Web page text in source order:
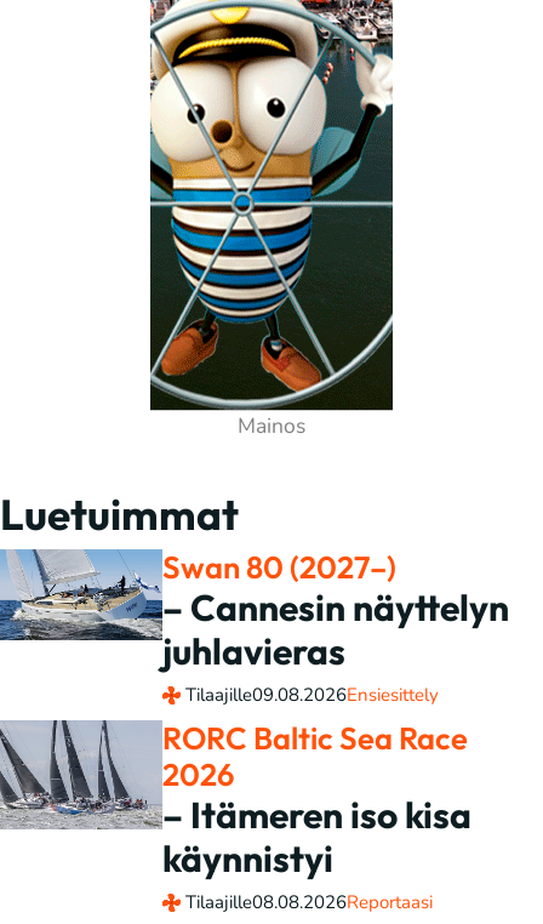
Luetuimmat
Swan 80 (2027–)
– Cannesin näyttelyn
juhlavieras
Tilaajille09.08.2026Ensiesittely
RORC Baltic Sea Race
2026
– Itämeren iso kisa
käynnistyi
Tilaajille08.08.2026Reportaasi